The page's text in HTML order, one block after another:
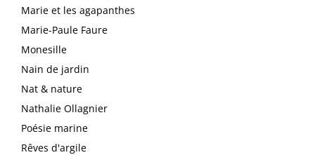
Marie et les agapanthes
Marie-Paule Faure
Monesille
Nain de jardin
Nat & nature
Nathalie Ollagnier
Poésie marine
Rêves d'argile